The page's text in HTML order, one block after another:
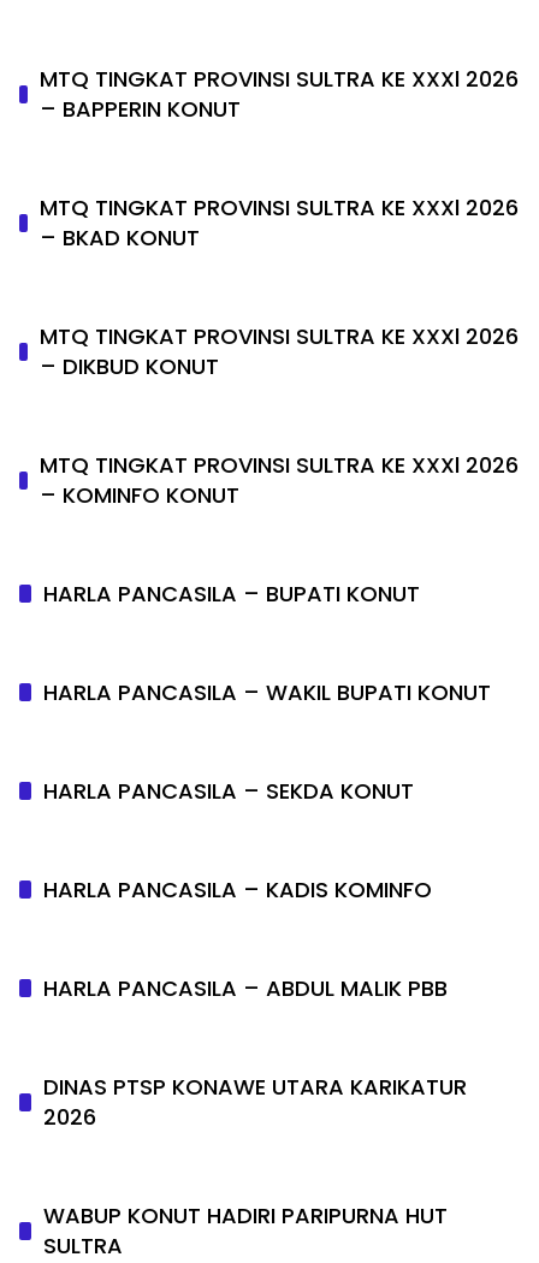
MTQ TINGKAT PROVINSI SULTRA KE XXXl 2026
– BAPPERIN KONUT
MTQ TINGKAT PROVINSI SULTRA KE XXXl 2026
– BKAD KONUT
MTQ TINGKAT PROVINSI SULTRA KE XXXl 2026
– DIKBUD KONUT
MTQ TINGKAT PROVINSI SULTRA KE XXXl 2026
– KOMINFO KONUT
HARLA PANCASILA – BUPATI KONUT
HARLA PANCASILA – WAKIL BUPATI KONUT
HARLA PANCASILA – SEKDA KONUT
HARLA PANCASILA – KADIS KOMINFO
HARLA PANCASILA – ABDUL MALIK PBB
DINAS PTSP KONAWE UTARA KARIKATUR
2026
WABUP KONUT HADIRI PARIPURNA HUT
SULTRA